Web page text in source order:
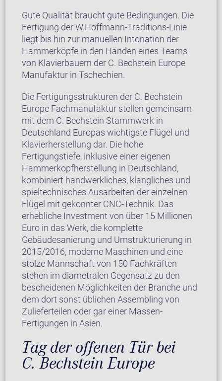
Gute Qualität braucht gute Bedingungen. Die
Fertigung der W.Hoffmann-Traditions-Linie
liegt bis hin zur manuellen Intonation der
Hammerköpfe in den Händen eines Teams
von Klavierbauern der C. Bechstein Europe
Manufaktur in Tschechien.
Die Fertigungsstrukturen der C. Bechstein
Europe Fachmanufaktur stellen gemeinsam
mit dem C. Bechstein Stammwerk in
Deutschland Europas wichtigste Flügel und
Klavierherstellung dar. Die hohe
Fertigungstiefe, inklusive einer eigenen
Hammerkopfherstellung in Deutschland,
kombiniert handwerkliches, klangliches und
spieltechnisches Ausarbeiten der einzelnen
Flügel mit gekonnter CNC-Technik. Das
erhebliche Investment von über 15 Millionen
Euro in das Werk, die komplette
Gebäudesanierung und Umstrukturierung in
2015/2016, moderne Maschinen und eine
stolze Mannschaft von 150 Fachkräften
stehen im diametralen Gegensatz zu den
bescheidenen Möglichkeiten der Branche und
dem dort sonst üblichen Assembling von
Zulieferteilen oder gar einer Massen-
Fertigungen in Asien.
Tag der offenen Tür bei
C. Bechstein Europe